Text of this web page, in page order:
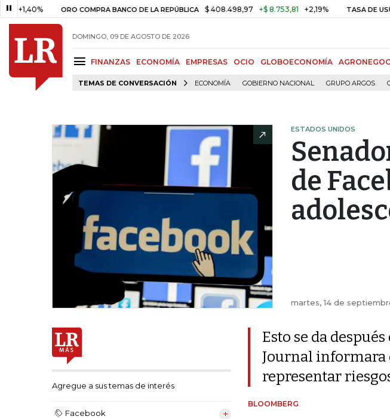
ORO COMPRA BANCO DE LA REPÚBLICA $ 408.498,97 +$ 8.753,81 +2,19% TASA DE USURA
DOMINGO, 09 DE AGOSTO DE 2026
FINANZAS ECONOMÍA EMPRESAS OCIO GLOBOECONOMÍA
TEMAS DE CONVERSACIÓN ECONOMÍA GOBIERNO NACIONAL GRUPO ARGOS
ESTADOS UNIDOS
de
martes, 14 de
Agregue a sus temas de interés
Facebook
Esto se da
Journal informara
representar
BLOOMBERG